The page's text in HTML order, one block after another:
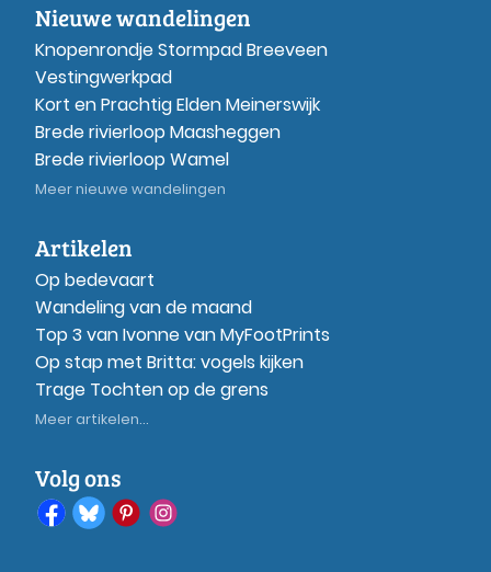
Nieuwe wandelingen
Knopenrondje Stormpad Breeveen
Vestingwerkpad
Kort en Prachtig Elden Meinerswijk
Brede rivierloop Maasheggen
Brede rivierloop Wamel
Meer nieuwe wandelingen
Artikelen
Op bedevaart
Wandeling van de maand
Top 3 van Ivonne van MyFootPrints
Op stap met Britta: vogels kijken
Trage Tochten op de grens
Meer artikelen...
Volg ons